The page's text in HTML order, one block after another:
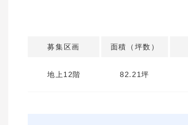
募集区画 面積（坪数）
地上12階 82.21坪